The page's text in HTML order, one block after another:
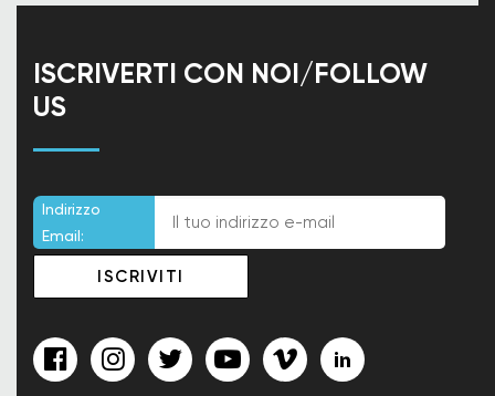
ISCRIVERTI CON NOI/FOLLOW
US
Indirizzo
Email: